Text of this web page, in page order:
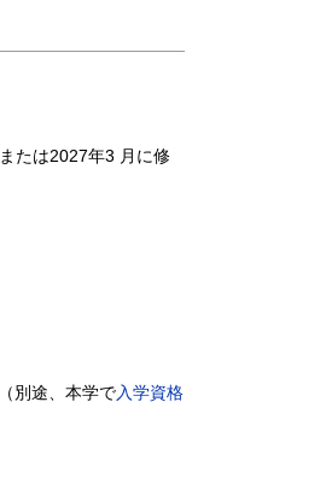
たは2027年3 ⽉に修
別途、本学で入学資格